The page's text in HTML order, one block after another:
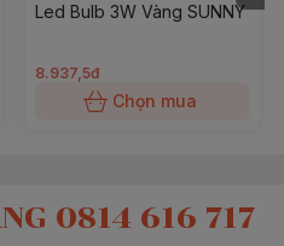
Led Bulb 3W Vàng SUNNY
8.937,5đ
Chọn mua
0814 616 717